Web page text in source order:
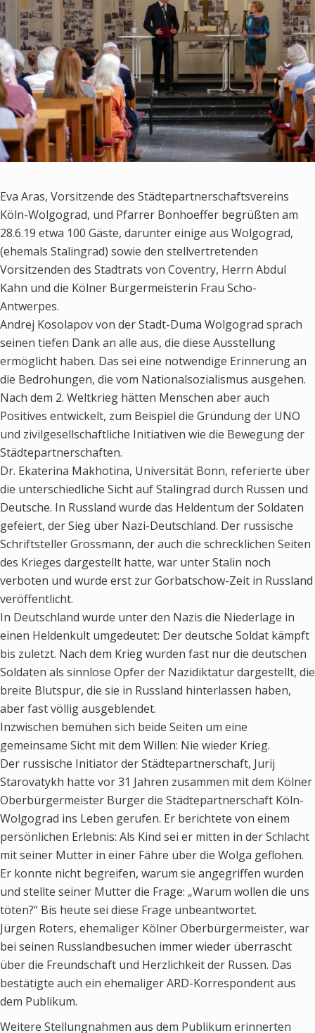
Eva Aras, Vorsitzende des Städtepartnerschaftsvereins
Köln-Wolgograd, und Pfarrer Bonhoeffer begrüßten am
28.6.19 etwa 100 Gäste, darunter einige aus Wolgograd,
(ehemals Stalingrad) sowie den stellvertretenden
Vorsitzenden des Stadtrats von Coventry, Herrn Abdul
Kahn und die Kölner Bürgermeisterin Frau Scho-
Antwerpes.
Andrej Kosolapov von der Stadt-Duma Wolgograd sprach
seinen tiefen Dank an alle aus, die diese Ausstellung
ermöglicht haben. Das sei eine notwendige Erinnerung an
die Bedrohungen, die vom Nationalsozialismus ausgehen.
Nach dem 2. Weltkrieg hätten Menschen aber auch
Positives entwickelt, zum Beispiel die Gründung der UNO
und zivilgesellschaftliche Initiativen wie die Bewegung der
Städtepartnerschaften.
Dr. Ekaterina Makhotina, Universität Bonn, referierte über
die unterschiedliche Sicht auf Stalingrad durch Russen und
Deutsche. In Russland wurde das Heldentum der Soldaten
gefeiert, der Sieg über Nazi-Deutschland. Der russische
Schriftsteller Grossmann, der auch die schrecklichen Seiten
des Krieges dargestellt hatte, war unter Stalin noch
verboten und wurde erst zur Gorbatschow-Zeit in Russland
veröffentlicht.
In Deutschland wurde unter den Nazis die Niederlage in
einen Heldenkult umgedeutet: Der deutsche Soldat kämpft
bis zuletzt. Nach dem Krieg wurden fast nur die deutschen
Soldaten als sinnlose Opfer der Nazidiktatur dargestellt, die
breite Blutspur, die sie in Russland hinterlassen haben,
aber fast völlig ausgeblendet.
Inzwischen bemühen sich beide Seiten um eine
gemeinsame Sicht mit dem Willen: Nie wieder Krieg.
Der russische Initiator der Städtepartnerschaft, Jurij
Starovatykh hatte vor 31 Jahren zusammen mit dem Kölner
Oberbürgermeister Burger die Städtepartnerschaft Köln-
Wolgograd ins Leben gerufen. Er berichtete von einem
persönlichen Erlebnis: Als Kind sei er mitten in der Schlacht
mit seiner Mutter in einer Fähre über die Wolga geflohen.
Er konnte nicht begreifen, warum sie angegriffen wurden
und stellte seiner Mutter die Frage: „Warum wollen die uns
töten?“ Bis heute sei diese Frage unbeantwortet.
Jürgen Roters, ehemaliger Kölner Oberbürgermeister, war
bei seinen Russlandbesuchen immer wieder überrascht
über die Freundschaft und Herzlichkeit der Russen. Das
bestätigte auch ein ehemaliger ARD-Korrespondent aus
dem Publikum.
Weitere Stellungnahmen aus dem Publikum erinnerten